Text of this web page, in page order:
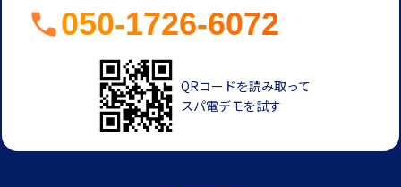
050-1726-6072
QRコードを読み取って
スパ電デモを試す